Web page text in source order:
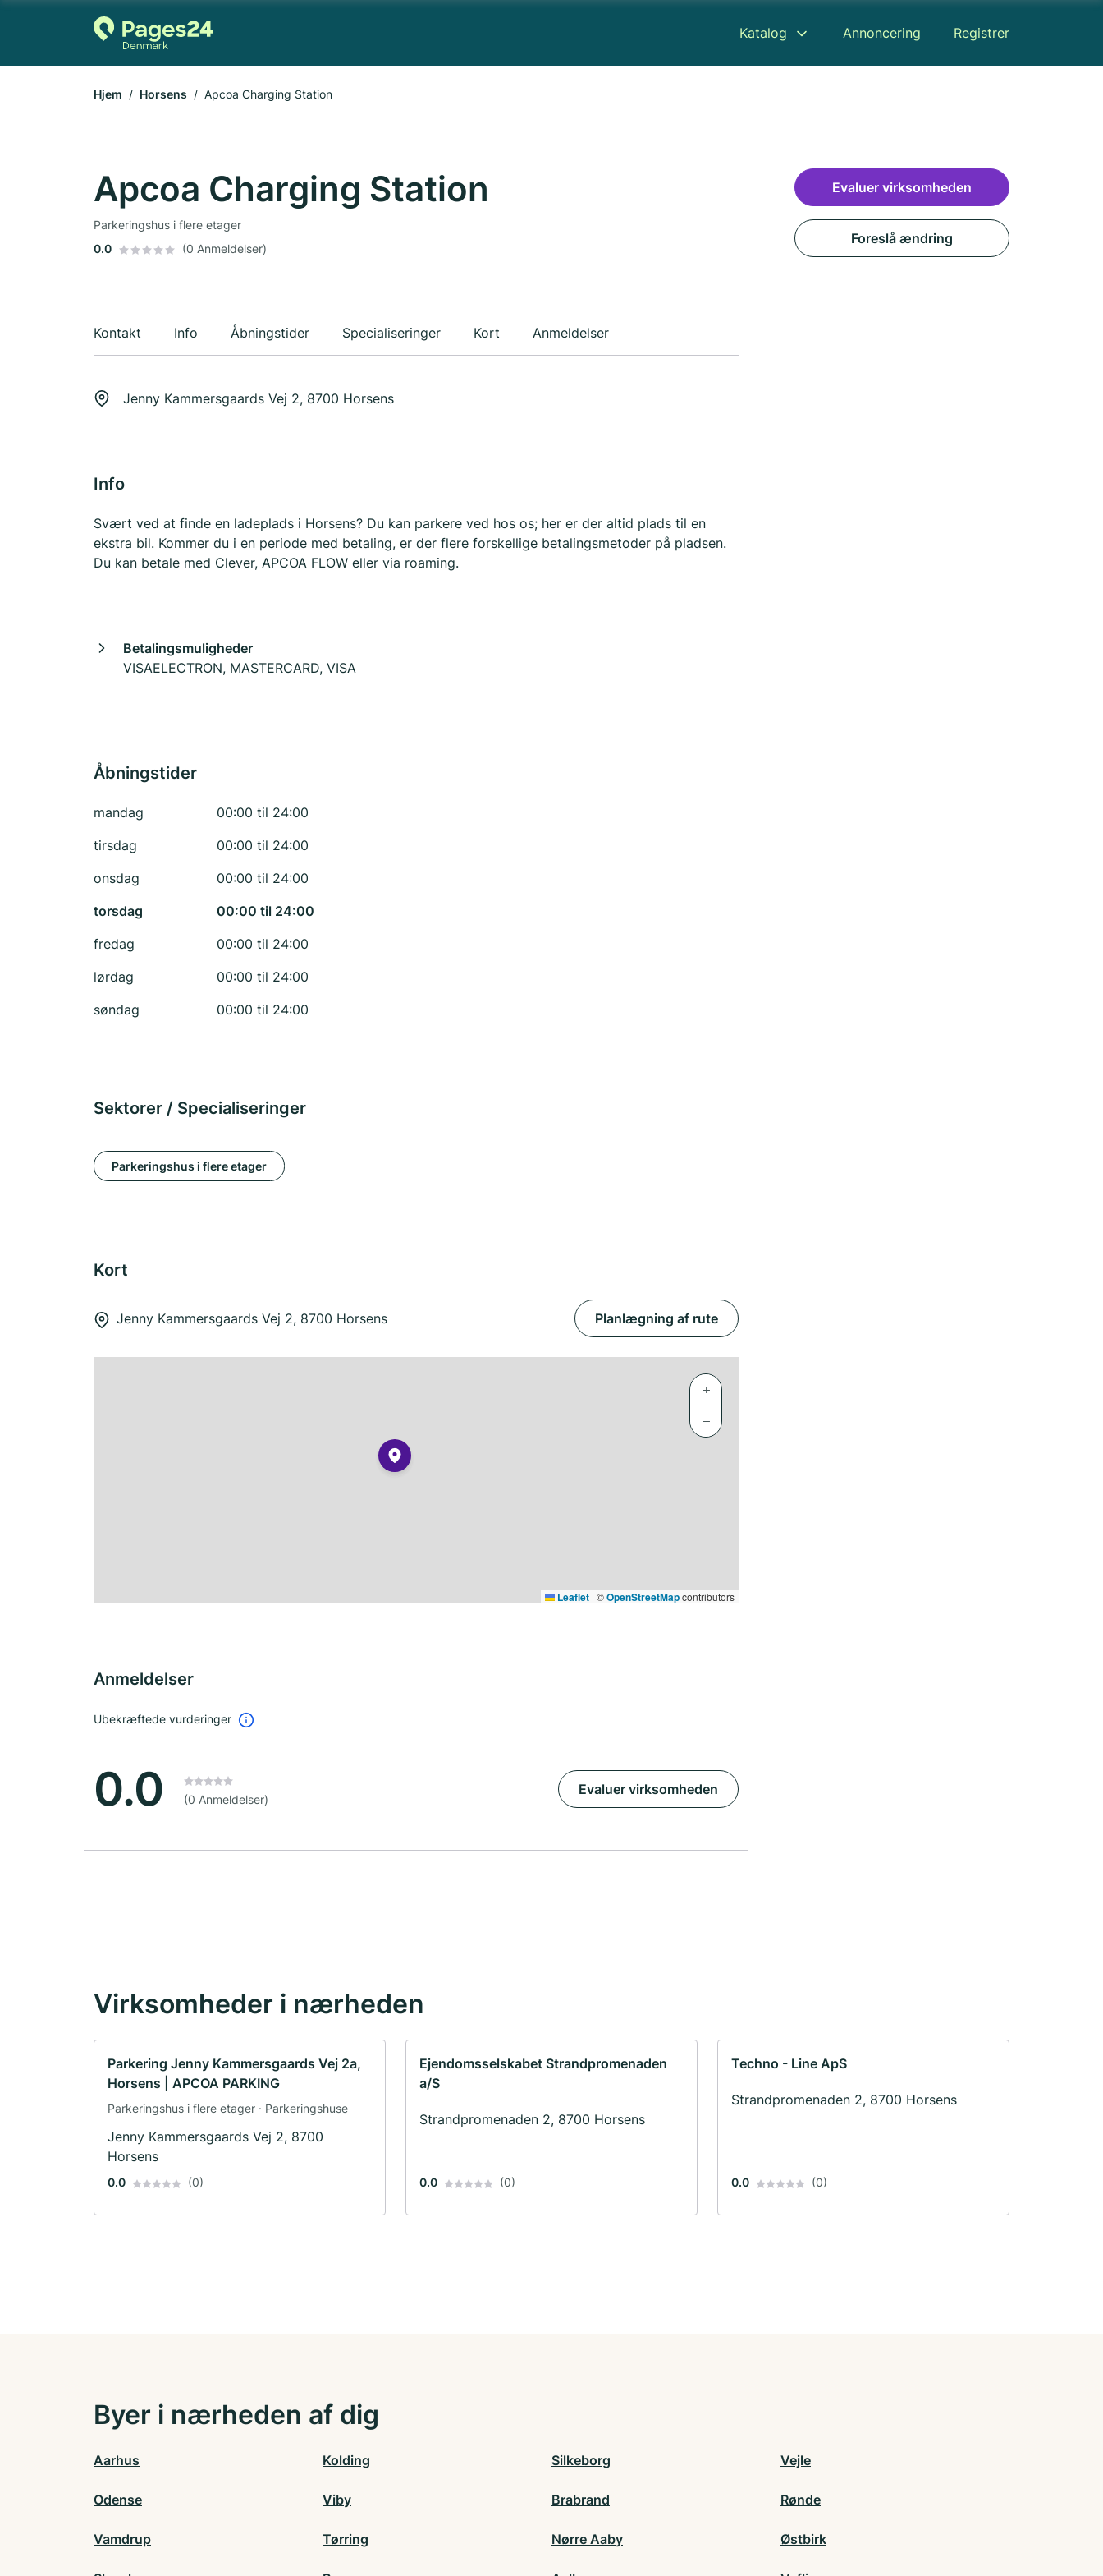
Katalog Annoncering Registrer
Hjem Horsens Apcoa Charging Station
Apcoa Charging Station
Parkeringshus i flere etager
0.0
(0 Anmeldelser)
Kontakt Info Åbningstider Specialiseringer Kort Anmeldelser
Jenny Kammersgaards Vej 2, 8700 Horsens
Info
Svært ved at finde en ladeplads i Horsens? Du kan parkere ved hos os; her er der altid plads til en
ekstra bil. Kommer du i en periode med betaling, er der flere forskellige betalingsmetoder på pladsen.
Du kan betale med Clever, APCOA FLOW eller via roaming.
Betalingsmuligheder
VISAELECTRON, MASTERCARD, VISA
Åbningstider
mandag
00:00 til 24:00
tirsdag
00:00 til 24:00
onsdag
00:00 til 24:00
torsdag
00:00 til 24:00
fredag
00:00 til 24:00
lørdag
00:00 til 24:00
søndag
00:00 til 24:00
Sektorer / Specialiseringer
Parkeringshus i flere etager
Kort
Jenny Kammersgaards Vej 2, 8700 Horsens Planlægning af rute
+
−
Leaflet | ©OpenStreetMapcontributors
Anmeldelser
Ubekræftede vurderinger
0.0 (0 Anmeldelser)
Evaluer virksomheden
Evaluer virksomheden
Foreslå ændring
Virksomheder i nærheden
Parkering Jenny Kammersgaards Vej 2a,
Horsens | APCOA PARKING
Parkeringshus i flere etager · Parkeringshuse
Jenny Kammersgaards Vej 2, 8700
Horsens
0.0 (0)
Ejendomsselskabet Strandpromenaden
a/S
Strandpromenaden 2, 8700 Horsens
0.0 (0)
Techno - Line ApS
Strandpromenaden 2, 8700 Horsens
0.0 (0)
Byer i nærheden af dig
Aarhus Kolding Silkeborg Vejle
Odense Viby Brabrand Rønde
Vamdrup Tørring Nørre Aaby Østbirk